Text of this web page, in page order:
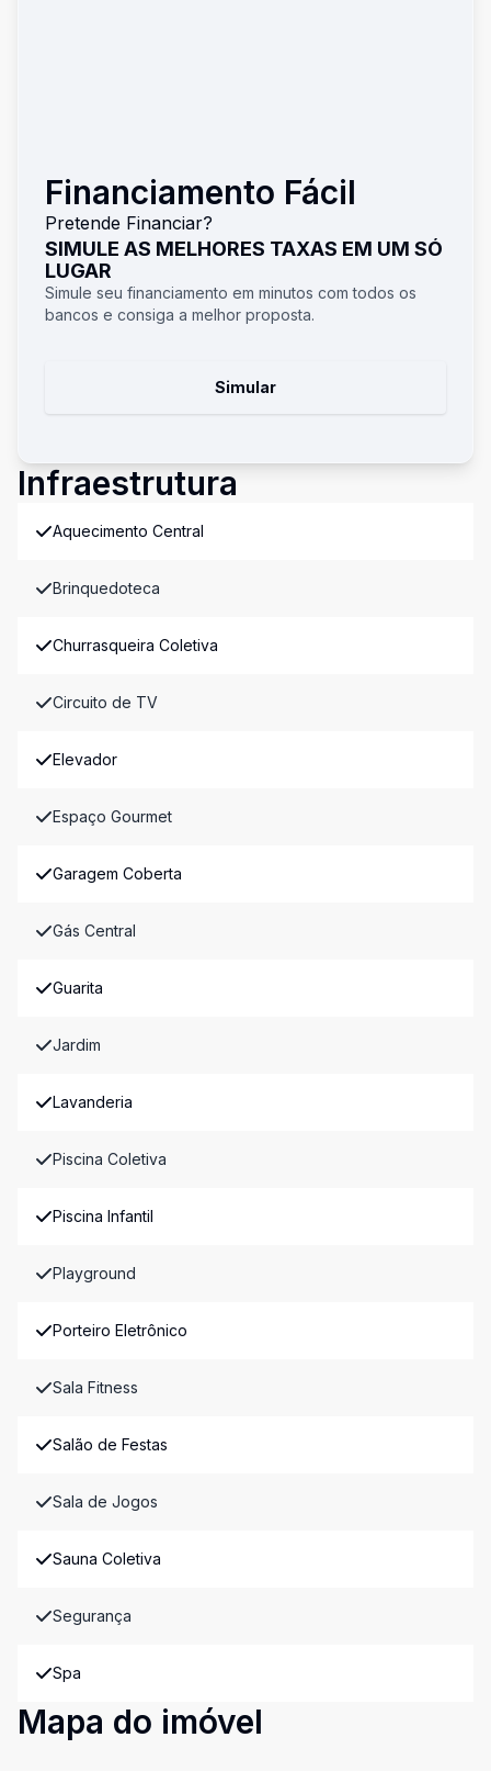
Financiamento Fácil
Pretende Financiar?
SIMULE AS MELHORES TAXAS EM UM SÓ
LUGAR
Simule seu financiamento em minutos com todos os
bancos e consiga a melhor proposta.
Simular
Infraestrutura
Aquecimento Central
Brinquedoteca
Churrasqueira Coletiva
Circuito de TV
Elevador
Espaço Gourmet
Garagem Coberta
Gás Central
Guarita
Jardim
Lavanderia
Piscina Coletiva
Piscina Infantil
Playground
Porteiro Eletrônico
Sala Fitness
Salão de Festas
Sala de Jogos
Sauna Coletiva
Segurança
Spa
Mapa do imóvel